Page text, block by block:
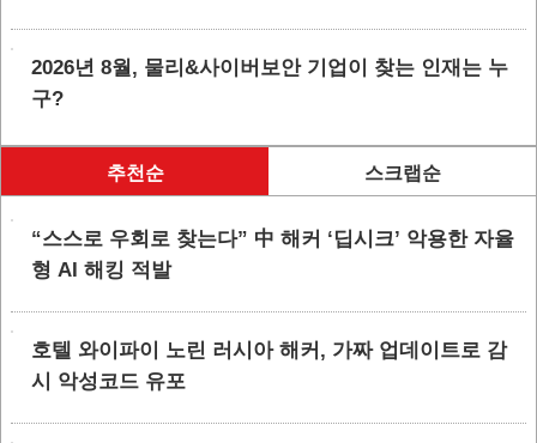
2026년 8월, 물리&사이버보안 기업이 찾는 인재는 누
구?
추천순 스크랩순
“스스로 우회로 찾는다” 中 해커 ‘딥시크’ 악용한 자율
형 AI 해킹 적발
호텔 와이파이 노린 러시아 해커, 가짜 업데이트로 감
시 악성코드 유포